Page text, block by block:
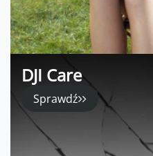
DJI Care
Sprawdź